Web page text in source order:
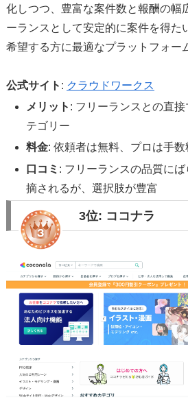
化しつつ、豊富な案件数と報酬の幅
ーランスとして安定的に案件を得た
希望する方に最適なプラットフォー
公式サイト : クラウドワークス
メリット : フリーランスとの直
テゴリー
料金: 依頼者は無料、プロは手数
口コミ : フリーランスの品質に
摘されるが、選択肢が豊富
3位: ココナラ